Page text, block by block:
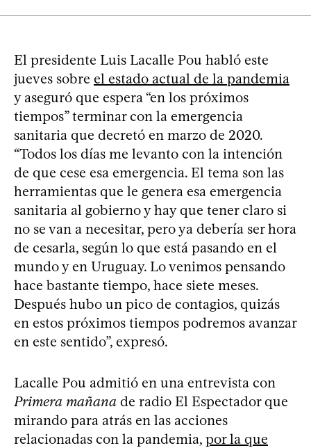
El presidente Luis Lacalle Pou habló este
jueves sobre el estado actual de la pandemia
y aseguró que espera “en los próximos
tiempos” terminar con la emergencia
sanitaria que decretó en marzo de 2020.
“Todos los días me levanto con la intención
de que cese esa emergencia. El tema son las
herramientas que le genera esa emergencia
sanitaria al gobierno y hay que tener claro si
no se van a necesitar, pero ya debería ser hora
de cesarla, según lo que está pasando en el
mundo y en Uruguay. Lo venimos pensando
hace bastante tiempo, hace siete meses.
Después hubo un pico de contagios, quizás
en estos próximos tiempos podremos avanzar
en este sentido”, expresó.
Lacalle Pou admitió en una entrevista con
Primera mañana de radio El Espectador que
mirando para atrás en las acciones
relacionadas con la pandemia, por la que